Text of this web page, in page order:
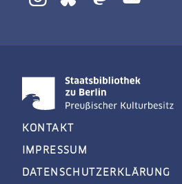
KONTAKT
IMPRESSUM
DATENSCHUTZERKLÄRUNG